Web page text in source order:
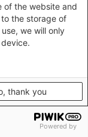
alle, die sich
of the website and
the storage of
we will only
thank you
Powered by